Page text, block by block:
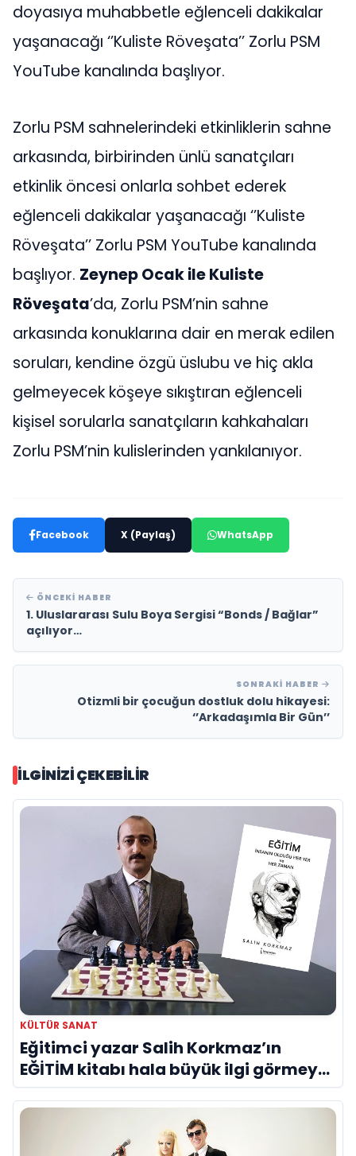
doyasıya muhabbetle eğlenceli dakikalar
yaşanacağı ‘’Kuliste Röveşata’’ Zorlu PSM
YouTube kanalında başlıyor.
Zorlu PSM sahnelerindeki etkinliklerin sahne
arkasında, birbirinden ünlü sanatçıları
etkinlik öncesi onlarla sohbet ederek
eğlenceli dakikalar yaşanacağı ‘’Kuliste
Röveşata’’ Zorlu PSM YouTube kanalında
başlıyor. Zeynep Ocak ile Kuliste
Röveşata’da, Zorlu PSM’nin sahne
arkasında konuklarına dair en merak edilen
soruları, kendine özgü üslubu ve hiç akla
gelmeyecek köşeye sıkıştıran eğlenceli
kişisel sorularla sanatçıların kahkahaları
Zorlu PSM’nin kulislerinden yankılanıyor.
Facebook X (Paylaş) WhatsApp
ÖNCEKI HABER
1. Uluslararası Sulu Boya Sergisi “Bonds / Bağlar”
açılıyor…
SONRAKI HABER
Otizmli bir çocuğun dostluk dolu hikayesi:
‘’Arkadaşımla Bir Gün’’
İLGINIZI ÇEKEBILIR
KÜLTÜR SANAT
Eğitimci yazar Salih Korkmaz’ın
EĞİTİM kitabı hala büyük ilgi görmeye
devam ediyor